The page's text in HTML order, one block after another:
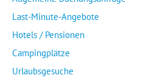
Last-Minute-Angebote
Hotels / Pensionen
Campingplätze
Urlaubsgesuche